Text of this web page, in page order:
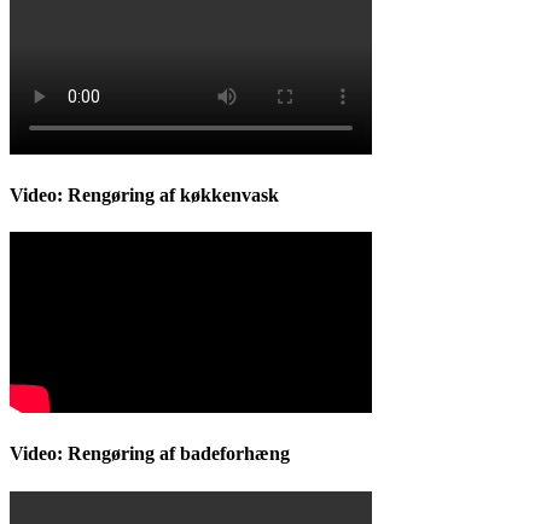
Video: Rengøring af køkkenvask
Video: Rengøring af badeforhæng